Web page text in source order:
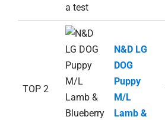
TOP 2
N&D LG
DOG
Puppy
M/L
Lamb &